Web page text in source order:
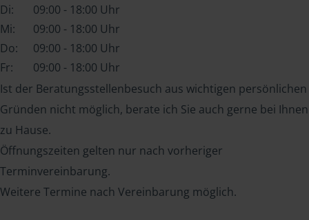
Di:
09:00 - 18:00 Uhr
Mi:
09:00 - 18:00 Uhr
Do:
09:00 - 18:00 Uhr
Fr:
09:00 - 18:00 Uhr
Ist der Beratungsstellenbesuch aus wichtigen persönlichen
Gründen nicht möglich, berate ich Sie auch gerne bei Ihnen
zu Hause.
Öffnungszeiten gelten nur nach vorheriger
Terminvereinbarung.
Weitere Termine nach Vereinbarung möglich.